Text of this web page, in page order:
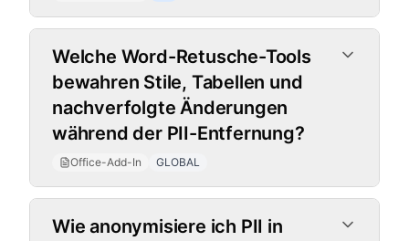
Welche Word-Retusche-Tools
bewahren Stile, Tabellen und
nachverfolgte Änderungen
während der PII-Entfernung?
Office-Add-In GLOBAL
Wie anonymisiere ich PII in